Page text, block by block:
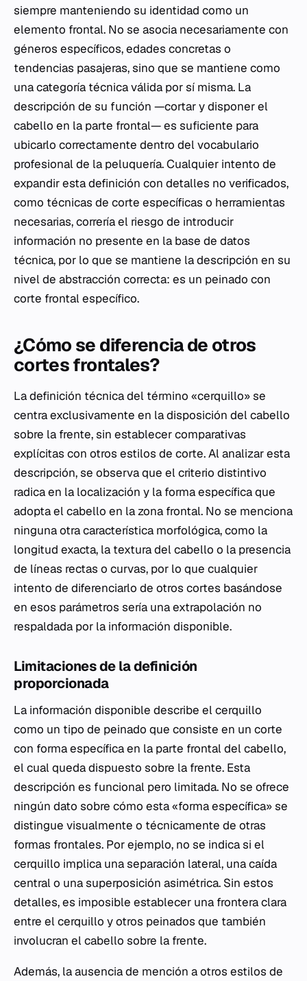
siempre manteniendo su identidad como un
elemento frontal. No se asocia necesariamente con
géneros específicos, edades concretas o
tendencias pasajeras, sino que se mantiene como
una categoría técnica válida por sí misma. La
descripción de su función —cortar y disponer el
cabello en la parte frontal— es suficiente para
ubicarlo correctamente dentro del vocabulario
profesional de la peluquería. Cualquier intento de
expandir esta definición con detalles no verificados,
como técnicas de corte específicas o herramientas
necesarias, correría el riesgo de introducir
información no presente en la base de datos
técnica, por lo que se mantiene la descripción en su
nivel de abstracción correcta: es un peinado con
corte frontal específico.
¿Cómo se diferencia de otros
cortes frontales?
La definición técnica del término «cerquillo» se
centra exclusivamente en la disposición del cabello
sobre la frente, sin establecer comparativas
explícitas con otros estilos de corte. Al analizar esta
descripción, se observa que el criterio distintivo
radica en la localización y la forma específica que
adopta el cabello en la zona frontal. No se menciona
ninguna otra característica morfológica, como la
longitud exacta, la textura del cabello o la presencia
de líneas rectas o curvas, por lo que cualquier
intento de diferenciarlo de otros cortes basándose
en esos parámetros sería una extrapolación no
respaldada por la información disponible.
Limitaciones de la definición
proporcionada
La información disponible describe el cerquillo
como un tipo de peinado que consiste en un corte
con forma específica en la parte frontal del cabello,
el cual queda dispuesto sobre la frente. Esta
descripción es funcional pero limitada. No se ofrece
ningún dato sobre cómo esta «forma específica» se
distingue visualmente o técnicamente de otras
formas frontales. Por ejemplo, no se indica si el
cerquillo implica una separación lateral, una caída
central o una superposición asimétrica. Sin estos
detalles, es imposible establecer una frontera clara
entre el cerquillo y otros peinados que también
involucran el cabello sobre la frente.
Además, la ausencia de mención a otros estilos de